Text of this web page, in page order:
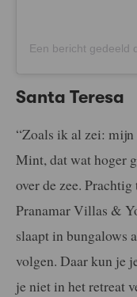
Santa Teresa
“Zoals ik al zei:
Mint, dat wat hoger
over de zee.
Pranamar Villas &
slaapt in bungalows
volgen. Daar kun je
je niet in het retreat